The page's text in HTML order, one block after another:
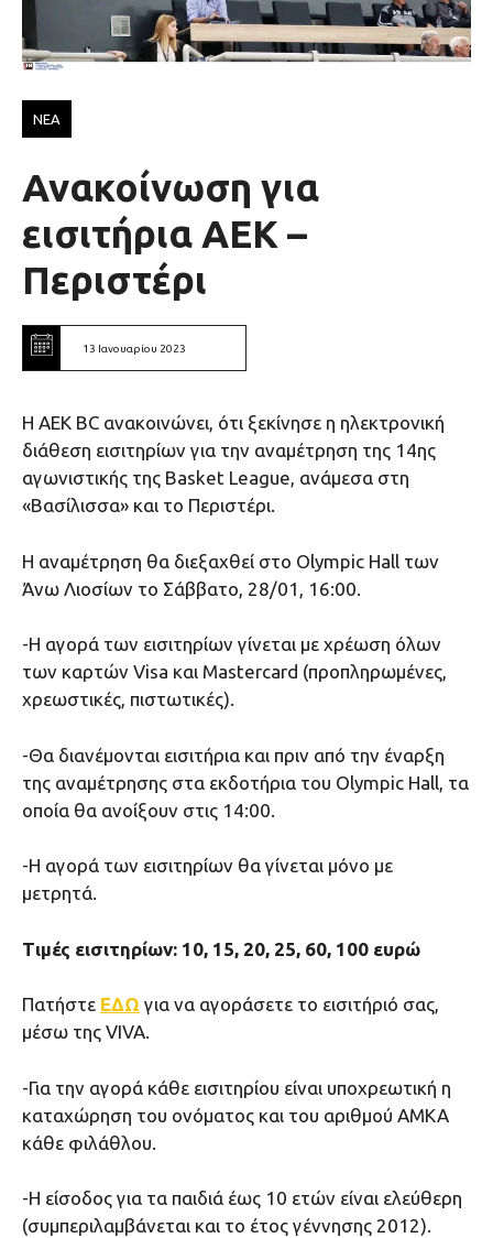
ΝΕΑ
Ανακοίνωση για
εισιτήρια ΑΕΚ –
Περιστέρι
13 Ιανουαρίου 2023
Η ΑΕΚ ΒC ανακοινώνει, ότι ξεκίνησε η ηλεκτρονική
διάθεση εισιτηρίων για την αναμέτρηση της 14ης
αγωνιστικής της Basket League, ανάμεσα στη
«Βασίλισσα» και το Περιστέρι.
H αναμέτρηση θα διεξαχθεί στο Olympic Hall των
Άνω Λιοσίων το Σάββατο, 28/01, 16:00.
-H αγορά των εισιτηρίων γίνεται με χρέωση όλων
των καρτών Visa και Mastercard (προπληρωμένες,
χρεωστικές, πιστωτικές).
-Θα διανέμονται εισιτήρια και πριν από την έναρξη
της αναμέτρησης στα εκδοτήρια του Olympic Hall, τα
οποία θα ανοίξουν στις 14:00.
-Η αγορά των εισιτηρίων θα γίνεται μόνο με
μετρητά.
Τιμές εισιτηρίων: 10, 15, 20, 25, 60, 100 ευρώ
Πατήστε ΕΔΩ για να αγοράσετε το εισιτήριό σας,
μέσω της VIVA.
-Για την αγορά κάθε εισιτηρίου είναι υποχρεωτική η
καταχώρηση του ονόματος και του αριθμού ΑΜΚΑ
κάθε φιλάθλου.
-Η είσοδος για τα παιδιά έως 10 ετών είναι ελεύθερη
(συμπεριλαμβάνεται και το έτος γέννησης 2012).